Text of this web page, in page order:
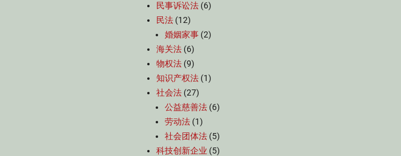
民事诉讼法 (6)
民法 (12)
婚姻家事 (2)
海关法 (6)
物权法 (9)
知识产权法 (1)
社会法 (27)
公益慈善法 (6)
劳动法 (1)
社会团体法 (5)
科技创新企业 (5)